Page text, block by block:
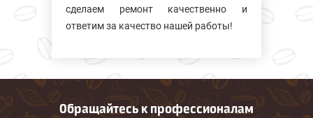
сделаем ремонт качественно и
ответим за качество нашей работы!
Обращайтесь к профессионалам